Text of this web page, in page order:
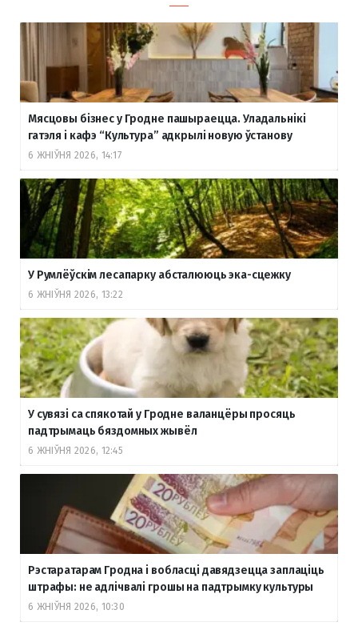
Мясцовы бізнес у Гродне пашыраецца. Уладальнікі
гатэля і кафэ “Культура” адкрылі новую ўстанову
6 ЖНІЎНЯ 2026, 14:17
У Румлёўскім лесапарку абсталююць эка-сцежку
6 ЖНІЎНЯ 2026, 13:22
У сувязі са спякотай у Гродне валанцёры просяць
падтрымаць бяздомных жывёл
6 ЖНІЎНЯ 2026, 12:45
Рэстаратарам Гродна і вобласці давядзецца заплаціць
штрафы: не адлічвалі грошы на падтрымку культуры
6 ЖНІЎНЯ 2026, 10:30